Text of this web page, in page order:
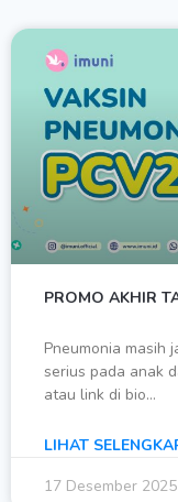
PROMO AKHIR
Pneumonia masih
serius pada anak
atau link di bio…
LIHAT
17 Desember 2025